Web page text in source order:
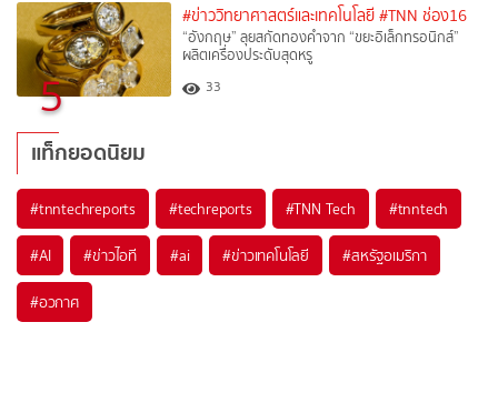
5
#ข่าววิทยาศาสตร์และเทคโนโลยี #TNN ช่อง16
“อังกฤษ” ลุยสกัดทองคำจาก “ขยะอิเล็กทรอนิกส์”
ผลิตเครื่องประดับสุดหรู
33
แท็กยอดนิยม
#tnntechreports #techreports #TNN Tech #tnntech
#AI #ข่าวไอที #ai #ข่าวเทคโนโลยี #สหรัฐอเมริกา
#อวกาศ